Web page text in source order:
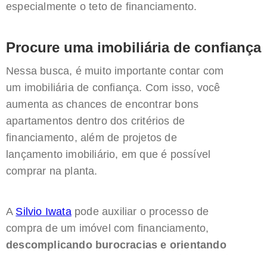
especialmente o teto de financiamento.
Procure uma imobiliária de confiança
Nessa busca, é muito importante contar com
um imobiliária de confiança. Com isso, você
aumenta as chances de encontrar bons
apartamentos dentro dos critérios de
financiamento, além de projetos de
lançamento imobiliário, em que é possível
comprar na planta.
A Silvio Iwatapode auxiliar o processo de
compra de um imóvel com financiamento,
descomplicando burocracias e orientando